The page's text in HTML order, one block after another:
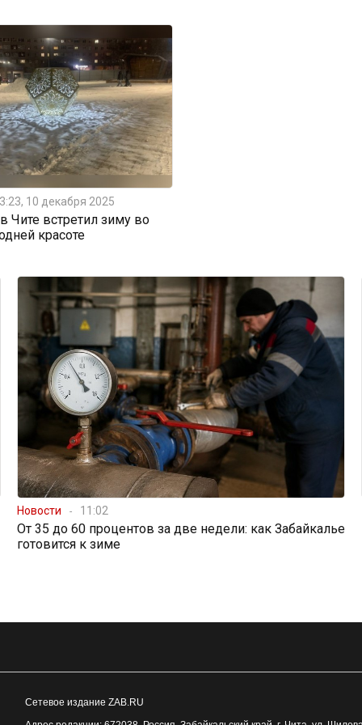
10 декабря 2025
встретил зиму во
красоте
Новости 11:02
От 35 до 60 процентов за две недели: как Забайкалье
готовится к зиме
Сетевое издание ZAB.RU